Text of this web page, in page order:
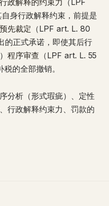
行政解释的约束力 （LPF
身行政解释约束，前提是
预先裁定 （LPF art. L. 80
的正式承诺，即使其后行
程序审查 （LPF art. L. 55
的全部撤销。
分析（形式瑕疵）、定性
行政解释约束力、罚款的